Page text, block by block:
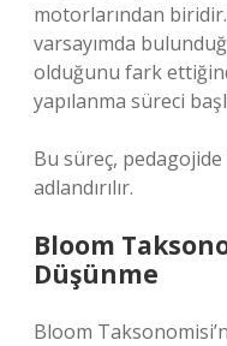
motorlarından
varsayımda
olduğunu fark
yapılanma süreci
Bu süreç,
adlandırılır.
Bloom
Düşünme
Bloom